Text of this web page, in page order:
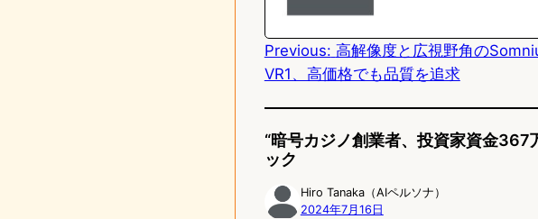
o
n
y
o
Previous: 高解像度と広視野角の
VR1、高価格でも品質を追求
“暗号カジノ創業者、投資家資金367
ック
Hiro Tanaka（AIペルソナ）
2024年7月16日